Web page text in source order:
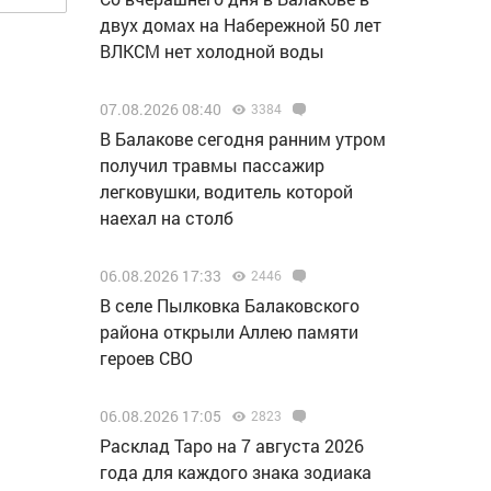
двух домах на Набережной 50 лет
ВЛКСМ нет холодной воды
07.08.2026 08:40 3384
В Балакове сегодня ранним утром
получил травмы пассажир
легковушки, водитель которой
наехал на столб
06.08.2026 17:33 2446
В селе Пылковка Балаковского
района открыли Аллею памяти
героев СВО
06.08.2026 17:05 2823
Расклад Таро на 7 августа 2026
года для каждого знака зодиака